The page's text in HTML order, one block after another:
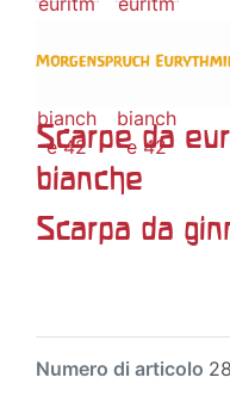
Scarpe da
bianche
Scarpa da
Numero di articolo